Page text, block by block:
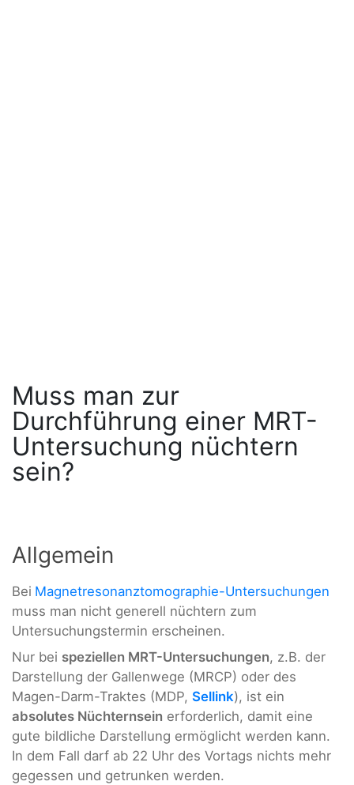
Muss man zur
Durchführung einer MRT-
Untersuchung nüchtern
sein?
Allgemein
Bei Magnetresonanztomographie-Untersuchungen
muss man nicht generell nüchtern zum
Untersuchungstermin erscheinen.
Nur bei speziellen MRT-Untersuchungen, z.B. der
Darstellung der Gallenwege (MRCP) oder des
Magen-Darm-Traktes (MDP, Sellink), ist ein
absolutes Nüchternsein erforderlich, damit eine
gute bildliche Darstellung ermöglicht werden kann.
In dem Fall darf ab 22 Uhr des Vortags nichts mehr
gegessen und getrunken werden.